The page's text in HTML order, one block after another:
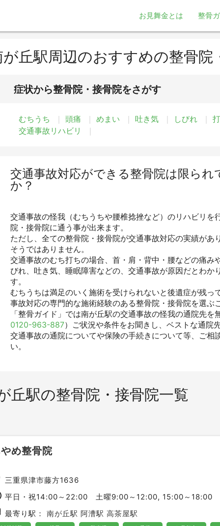
お見舞金とは 整骨
が丘駅周辺のおすすめの整骨院
症状から整骨院・接骨院をさがす
むちうち 頭痛 めまい 吐き気 しびれ
交通事故リハビリ
交通事故対応ができる整骨院は限ら
か？
交通事故の怪我（むちうちや腰椎捻挫など）のリハビリを
院・接骨院に通う事が出来ます。
ただし、全ての整骨院・接骨院が交通事故対応の実績があ
そうではありません。
交通事故のむち打ちの場合、首・肩・背中・腰などの痛み
びれ、吐き気、睡眠障害などの、交通事故が原因だとわか
す。
むちうちは満足のいく施術を受けられないと後遺症が残っ
事故対応の専門的な施術経験のある整骨院・接骨院を選ぶ
「整骨ガイド」では南が丘駅の交通事故の怪我の通院先
0120-963-887）ご状況や条件をお聞きし、ベストな通院
交通事故の通院についてや保険の手続きについて等、ご相
い。
丘駅の整骨院・接骨院一覧
め整骨院
三重県津市藤方1636
平日・祝14:00～22:00 土曜9:00～12:00, 15:00～18:00
最寄り駅：南が丘駅 阿漕駅 高茶屋駅